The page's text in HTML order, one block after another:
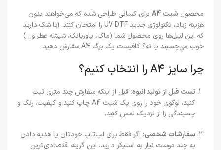
محصول شیت A4
برای کسانی طراحی شده که می‌خواهند بدون
هزینه زیاد، تکنولوژی جدید UV DTF را امتحان کنند. آیا شک دارید
که این لیبل‌ها روی محصول شما (ماگ، پاوربانک، شیشه عطر و…)
خوب می‌چسبند یا نه؟ کافیست یک برگ A4 سفارش دهید.
چرا سایز A4 را انتخاب کنیم؟
تست قبل از تولید انبوه: قبل از اینکه سفارش چند متری ثبت
کنید، لوگوی خود را روی یک شیت A4 چاپ کنید و کیفیت، رنگ و
چسبندگی را از نزدیک لمس کنید.
سفارشات شخصی: اگر فقط برای لپ‌تاپ خودتان یا هدیه دادن
به چند دوست نیاز به استیکر دارید، این گزینه اقتصادی‌ترین